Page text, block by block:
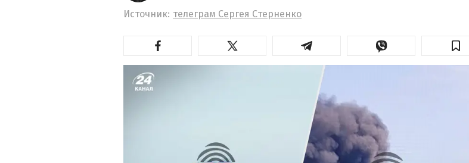
Источник: телеграм Сергея Стерненко